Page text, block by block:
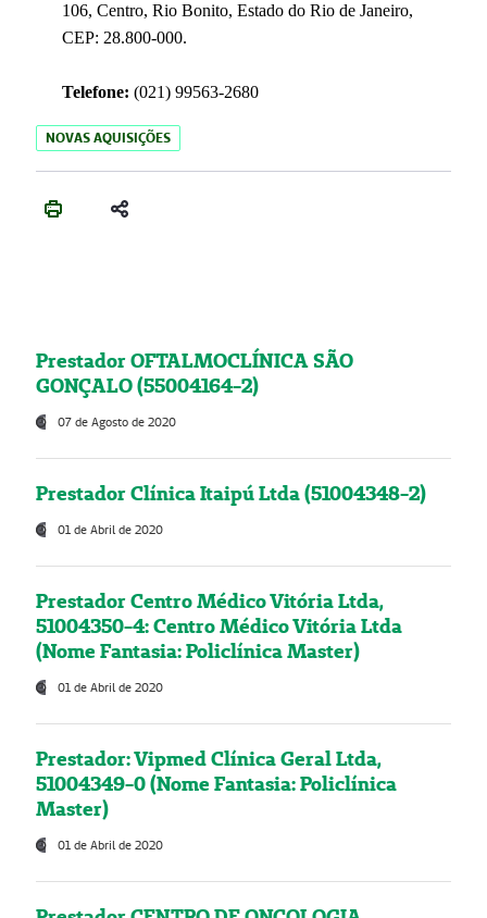
106, Centro, Rio Bonito, Estado do Rio de Janeiro,
CEP: 28.800-000.
Telefone: (021) 99563-2680
NOVAS AQUISIÇÕES
Prestador OFTALMOCLÍNICA SÃO
GONÇALO (55004164-2)
07 de Agosto de 2020
Prestador Clínica Itaipú Ltda (51004348-2)
01 de Abril de 2020
Prestador Centro Médico Vitória Ltda,
51004350-4: Centro Médico Vitória Ltda
(Nome Fantasia: Policlínica Master)
01 de Abril de 2020
Prestador: Vipmed Clínica Geral Ltda,
51004349-0 (Nome Fantasia: Policlínica
Master)
01 de Abril de 2020